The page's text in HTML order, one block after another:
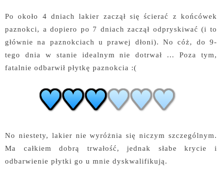
Po około 4 dniach lakier zaczął się ścierać z końcówek
paznokci, a dopiero po 7 dniach zaczął odpryskiwać (i to
głównie na paznokciach u prawej dłoni). No cóż, do 9-
tego dnia w stanie idealnym nie dotrwał ... Poza tym,
fatalnie odbarwił płytkę paznokcia :(
No niestety, lakier nie wyróżnia się niczym szczególnym.
Ma całkiem dobrą trwałość, jednak słabe krycie i
odbarwienie płytki go u mnie dyskwalifikują.